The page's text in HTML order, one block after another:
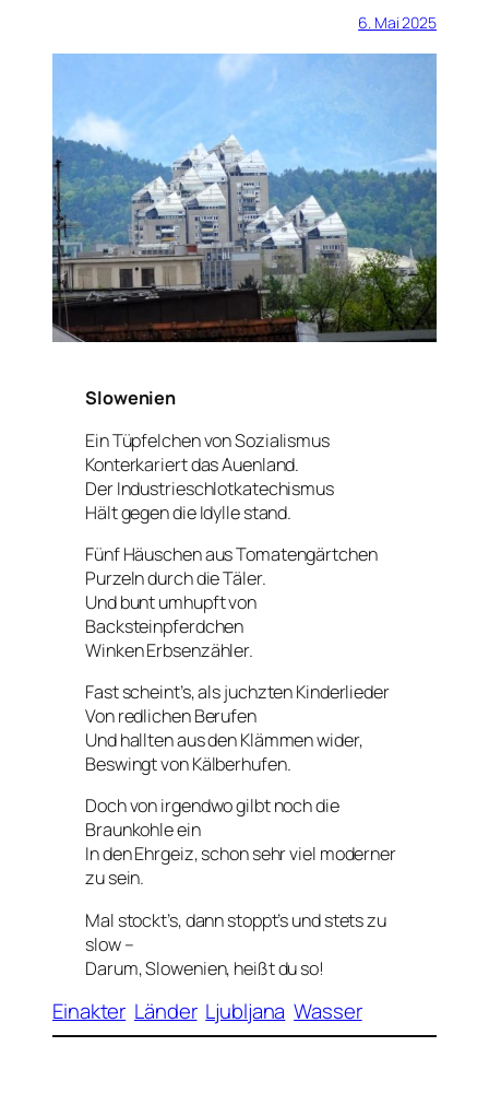
6. Mai 2025
Slowenien
Ein Tüpfelchen von Sozialismus
Konterkariert das Auenland.
Der Industrieschlotkatechismus
Hält gegen die Idylle stand.
Fünf Häuschen aus Tomatengärtchen
Purzeln durch die Täler.
Und bunt umhupft von
Backsteinpferdchen
Winken Erbsenzähler.
Fast scheint’s, als juchzten Kinderlieder
Von redlichen Berufen
Und hallten aus den Klämmen wider,
Beswingt von Kälberhufen.
Doch von irgendwo gilbt noch die
Braunkohle ein
In den Ehrgeiz, schon sehr viel moderner
zu sein.
Mal stockt’s, dann stoppt’s und stets zu
slow –
Darum, Slowenien, heißt du so!
Einakter Länder Ljubljana Wasser